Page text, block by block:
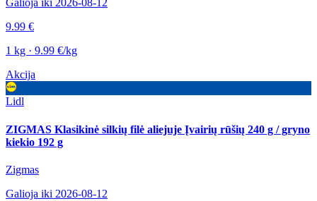
Galioja iki 2026-08-12
9.99 €
1 kg · 9.99 €/kg
Akcija
Lidl
ZIGMAS Klasikinė silkių filė aliejuje Įvairių rūšių 240 g / gryno
kiekio 192 g
Zigmas
Galioja iki 2026-08-12